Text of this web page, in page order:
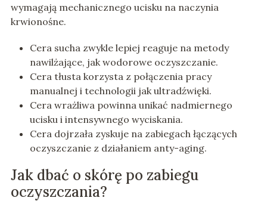
wymagają mechanicznego ucisku na naczynia
krwionośne.
Cera sucha zwykle lepiej reaguje na metody
nawilżające, jak wodorowe oczyszczanie.
Cera tłusta korzysta z połączenia pracy
manualnej i technologii jak ultradźwięki.
Cera wrażliwa powinna unikać nadmiernego
ucisku i intensywnego wyciskania.
Cera dojrzała zyskuje na zabiegach łączących
oczyszczanie z działaniem anty-aging.
Jak dbać o skórę po zabiegu
oczyszczania?